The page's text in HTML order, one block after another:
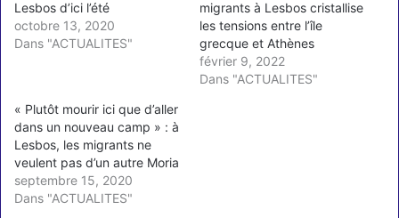
Lesbos d’ici l’été
octobre 13, 2020
Dans "ACTUALITES"
migrants à Lesbos cristallise
les tensions entre l’île
grecque et Athènes
février 9, 2022
Dans "ACTUALITES"
« Plutôt mourir ici que d’aller
dans un nouveau camp » : à
Lesbos, les migrants ne
veulent pas d’un autre Moria
septembre 15, 2020
Dans "ACTUALITES"